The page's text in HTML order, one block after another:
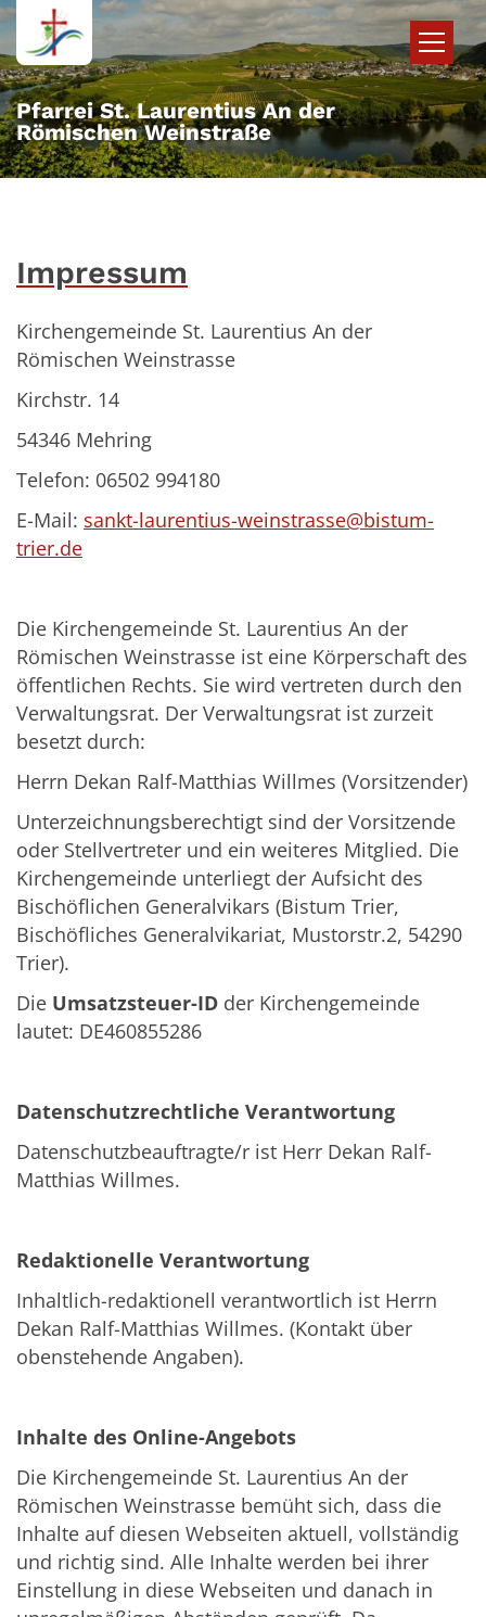
Zum Inhalt springen
Pfarrei St. Laurentius An der
Römischen Weinstraße
Impressum
Kirchengemeinde St. Laurentius An der
Römischen Weinstrasse
Kirchstr. 14
54346 Mehring
Telefon: 06502 994180
E-Mail: sankt-laurentius-weinstrasse@bistum-
trier.de
Die Kirchengemeinde St. Laurentius An der
Römischen Weinstrasse ist eine Körperschaft des
öffentlichen Rechts. Sie wird vertreten durch den
Verwaltungsrat. Der Verwaltungsrat ist zurzeit
besetzt durch:
Herrn Dekan Ralf-Matthias Willmes (Vorsitzender)
Unterzeichnungsberechtigt sind der Vorsitzende
oder Stellvertreter und ein weiteres Mitglied. Die
Kirchengemeinde unterliegt der Aufsicht des
Bischöflichen Generalvikars (Bistum Trier,
Bischöfliches Generalvikariat, Mustorstr.2, 54290
Trier).
Die Umsatzsteuer-ID der Kirchengemeinde
lautet: DE460855286
Datenschutzrechtliche Verantwortung
Datenschutzbeauftragte/r ist Herr Dekan Ralf-
Matthias Willmes.
Redaktionelle Verantwortung
Inhaltlich-redaktionell verantwortlich ist Herrn
Dekan Ralf-Matthias Willmes. (Kontakt über
obenstehende Angaben).
Inhalte des Online-Angebots
Die Kirchengemeinde St. Laurentius An der
Römischen Weinstrasse bemüht sich, dass die
Inhalte auf diesen Webseiten aktuell, vollständig
und richtig sind. Alle Inhalte werden bei ihrer
Einstellung in diese Webseiten und danach in